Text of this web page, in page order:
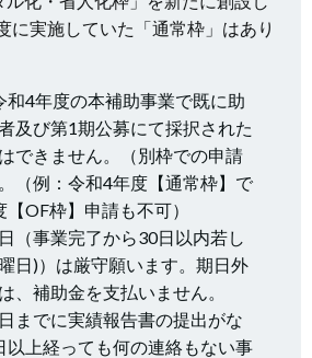
に実施していた「通常枠」はあり
4年度の本補助事業で既に助
及び第1期公募にて採択された
できません。（別枠での申請
（例：令和4年度【通常枠】で
OF枠】申請も不可）
（事業完了から30日以内若し
日)）は厳守願います。期日外
、補助金を支払いません。
までに実績報告書の提出がな
以上経っても何の連絡もない事